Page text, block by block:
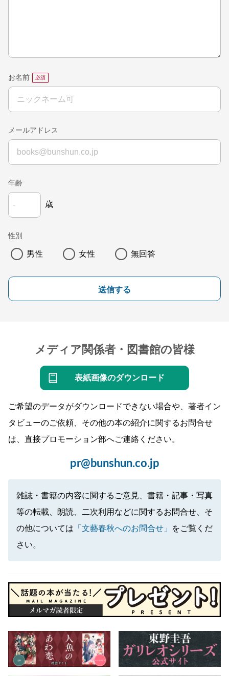
お名前
メールアドレス
年齢
歳
性別
男性 女性 無回答
送信する
メディア関係者・図書館の皆様
表紙画像のダウンロード
ご希望のデータがダウンロードできない場合や、著者イン
タビューのご依頼、その他の本の紹介に関するお問合せ
は、直接プロモーション部へご連絡ください。
pr@bunshun.co.jp
雑誌・書籍の内容に関するご意見、書籍・記事・写真
等の転載、朗読、二次利用などに関するお問合せ、そ
の他については 「文藝春秋へのお問合せ」
をご覧くだ
さい。